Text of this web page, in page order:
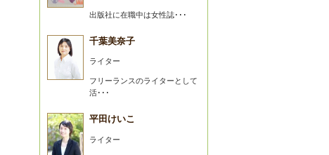
出版社に在職中は女性誌･･･
千葉美奈子
ライター
フリーランスのライターとして
活･･･
平田けいこ
ライター